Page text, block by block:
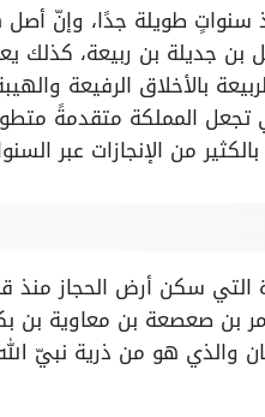
سنواتٍ طويلة جدًا، وإنّ
جديلة بن ربيعة، كذلك
بالأخلاق الرفيعة
المملكة متقدمةً
من الإنجازات عبر
التي سكن أرض الحجاز
بن صعصعة بن معاوية بن
هو من ذرية نبيّ